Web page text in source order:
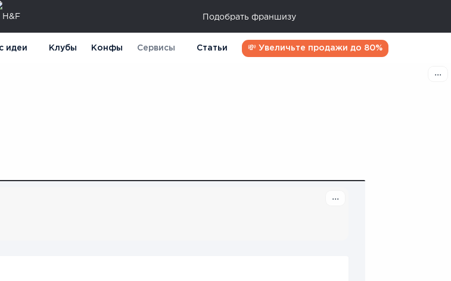
Подобрать франшизу
идеи Клубы Конфы Сервисы Статьи 💸 Увеличьте продажи до 80%